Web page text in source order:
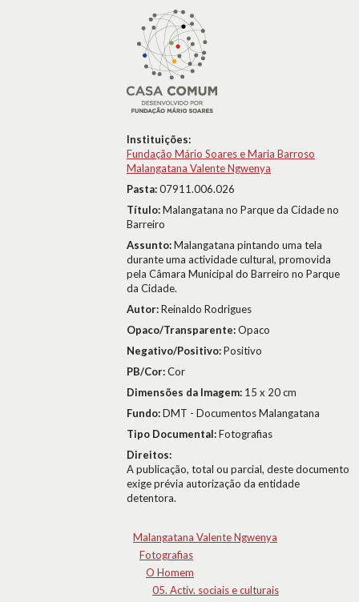
Instituições:
Fundação Mário Soares e Maria Barroso
Malangatana Valente Ngwenya
Pasta:07911.006.026
Título:Malangatana no Parque da Cidade no
Barreiro
Assunto:Malangatana pintando uma tela
durante uma actividade cultural, promovida
pela Câmara Municipal do Barreiro no Parque
da Cidade.
Autor:Reinaldo Rodrigues
Opaco/Transparente:Opaco
Negativo/Positivo:Positivo
PB/Cor:Cor
Dimensões da Imagem: 15 x 20 cm
Fundo:DMT - Documentos Malangatana
Tipo Documental:Fotografias
Direitos:
A publicação, total ou parcial, deste documento
exige prévia autorização da entidade
detentora.
Malangatana Valente Ngwenya
Fotografias
O Homem
05. Activ. sociais e culturais